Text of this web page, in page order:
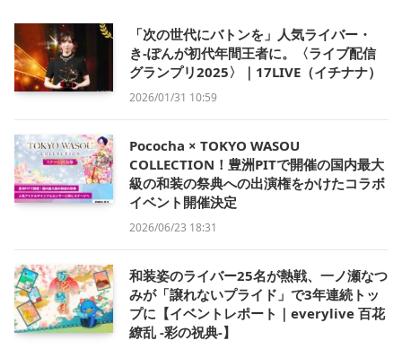
「次の世代にバトンを」人気ライバー・
き-ぽんが初代年間王者に。〈ライブ配信
グランプリ2025〉｜17LIVE（イチナナ）
2026/01/31 10:59
Pococha × TOKYO WASOU
COLLECTION！豊洲PITで開催の国内最大
級の和装の祭典への出演権をかけたコラボ
イベント開催決定
2026/06/23 18:31
和装姿のライバー25名が熱戦、一ノ瀬なつ
みが「譲れないプライド」で3年連続トッ
プに【イベントレポート｜everylive 百花
繚乱 -彩の祝典-】